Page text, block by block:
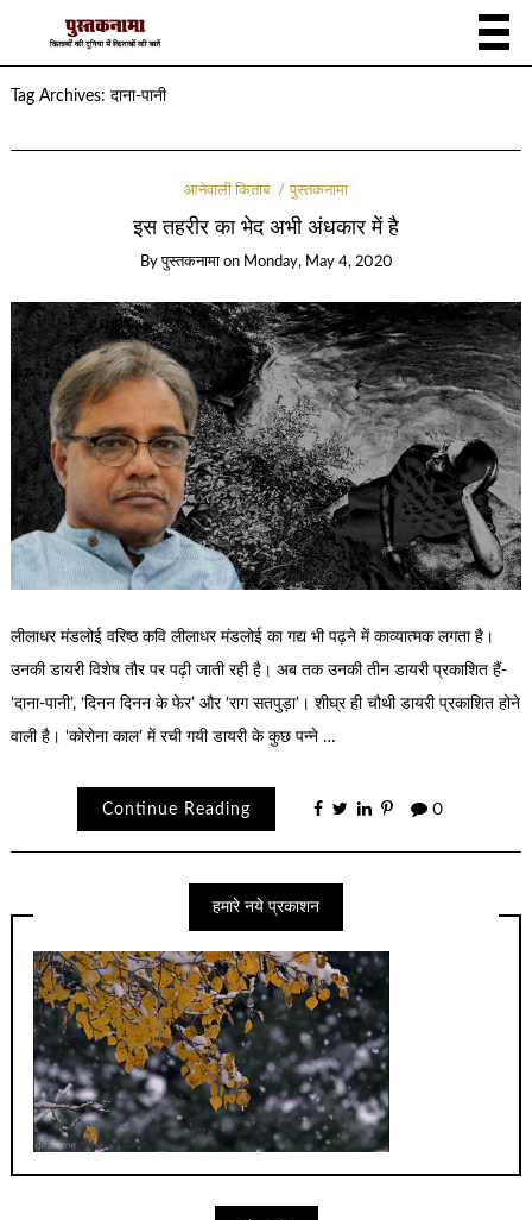
Tag Archives: दाना-पानी
आनेवाली किताब पुस्तकनामा
इस तहरीर का भेद अभी अंधकार में है
Byपुस्तकनामा on Monday, May 4, 2020
लीलाधर मंडलोई वरिष्ठ कवि लीलाधर मंडलोई का गद्य भी पढ़ने में काव्यात्मक लगता है।
उनकी डायरी विशेष तौर पर पढ़ी जाती रही है। अब तक उनकी तीन डायरी प्रकाशित हैं-
‘दाना-पानी’, ‘दिनन दिनन के फेर’ और ‘राग सतपुड़ा’। शीघ्र ही चौथी डायरी प्रकाशित होने
वाली है। ‘कोरोना काल’ में रची गयी डायरी के कुछ पन्ने …
Continue Reading 0
हमारे नये प्रकाशन